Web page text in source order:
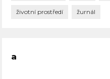
životní prostředí žurnál
a